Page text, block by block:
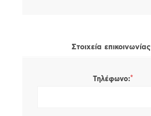
Στοιχεία επικοινωνίας
Τηλέφωνο:*